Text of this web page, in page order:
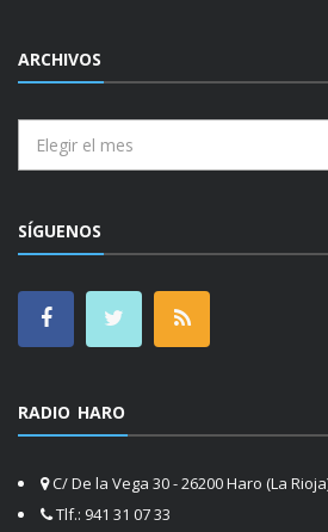
ARCHIVOS
SÍGUENOS
RADIO HARO
C/ De la Vega 30 - 26200 Haro (La
Tlf.: 941 31 07 33